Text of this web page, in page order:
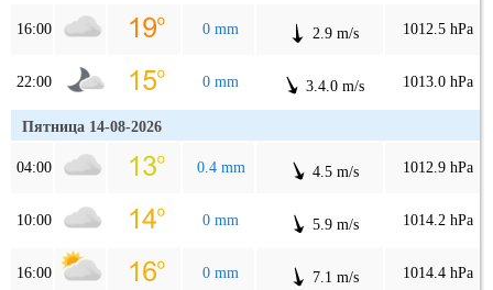
16:00 0 mm 2.9 m/s 1012.5 hPa
22:00 0 mm 3.4.0 m/s 1013.0 hPa
Пятница 14-08-2026
04:00 0.4 mm 4.5 m/s 1012.9 hPa
10:00 0 mm 5.9 m/s 1014.2 hPa
16:00 0 mm 7.1 m/s 1014.4 hPa